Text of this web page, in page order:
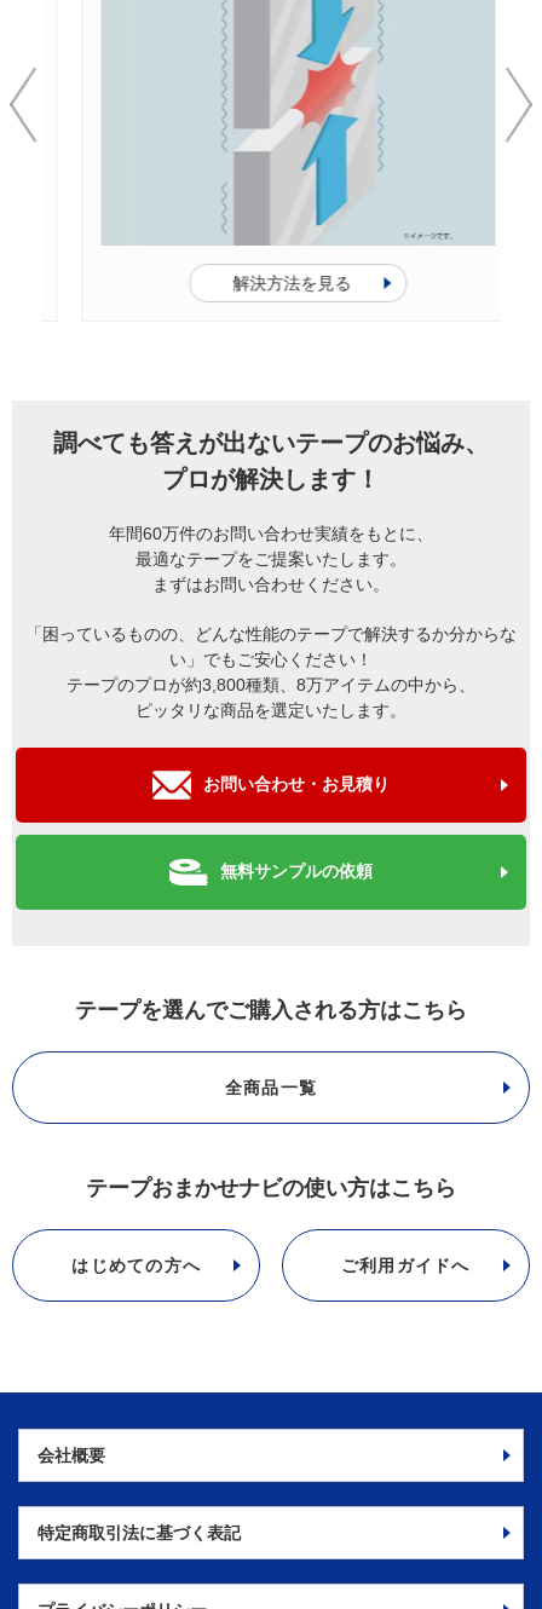
解決方法を見る
調べても答えが出ないテープのお悩み、
プロが解決します！
年間60万件のお問い合わせ実績をもとに、
最適なテープをご提案いたします。
まずはお問い合わせください。
「困っているものの、どんな性能のテープで解決するか分からな
い」でもご安心ください！
テープのプロが約3,800種類、8万アイテムの中から、
ピッタリな商品を選定いたします。
お問い合わせ・お見積り
無料サンプルの依頼
テープを選んでご購入される方はこちら
全商品一覧
テープおまかせナビの使い方はこちら
はじめての方へ ご利用ガイドへ
会社概要
特定商取引法に基づく表記